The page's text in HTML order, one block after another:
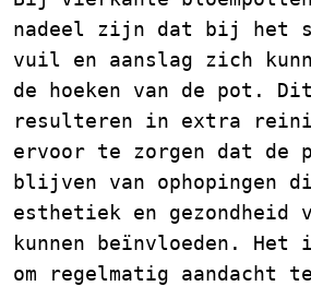
nadeel zijn dat bij het
vuil en aanslag zich
de hoeken van de pot.
resulteren in extra
ervoor te zorgen dat de
blijven van ophopingen
esthetiek en gezondheid
kunnen beïnvloeden.
om regelmatig aandacht